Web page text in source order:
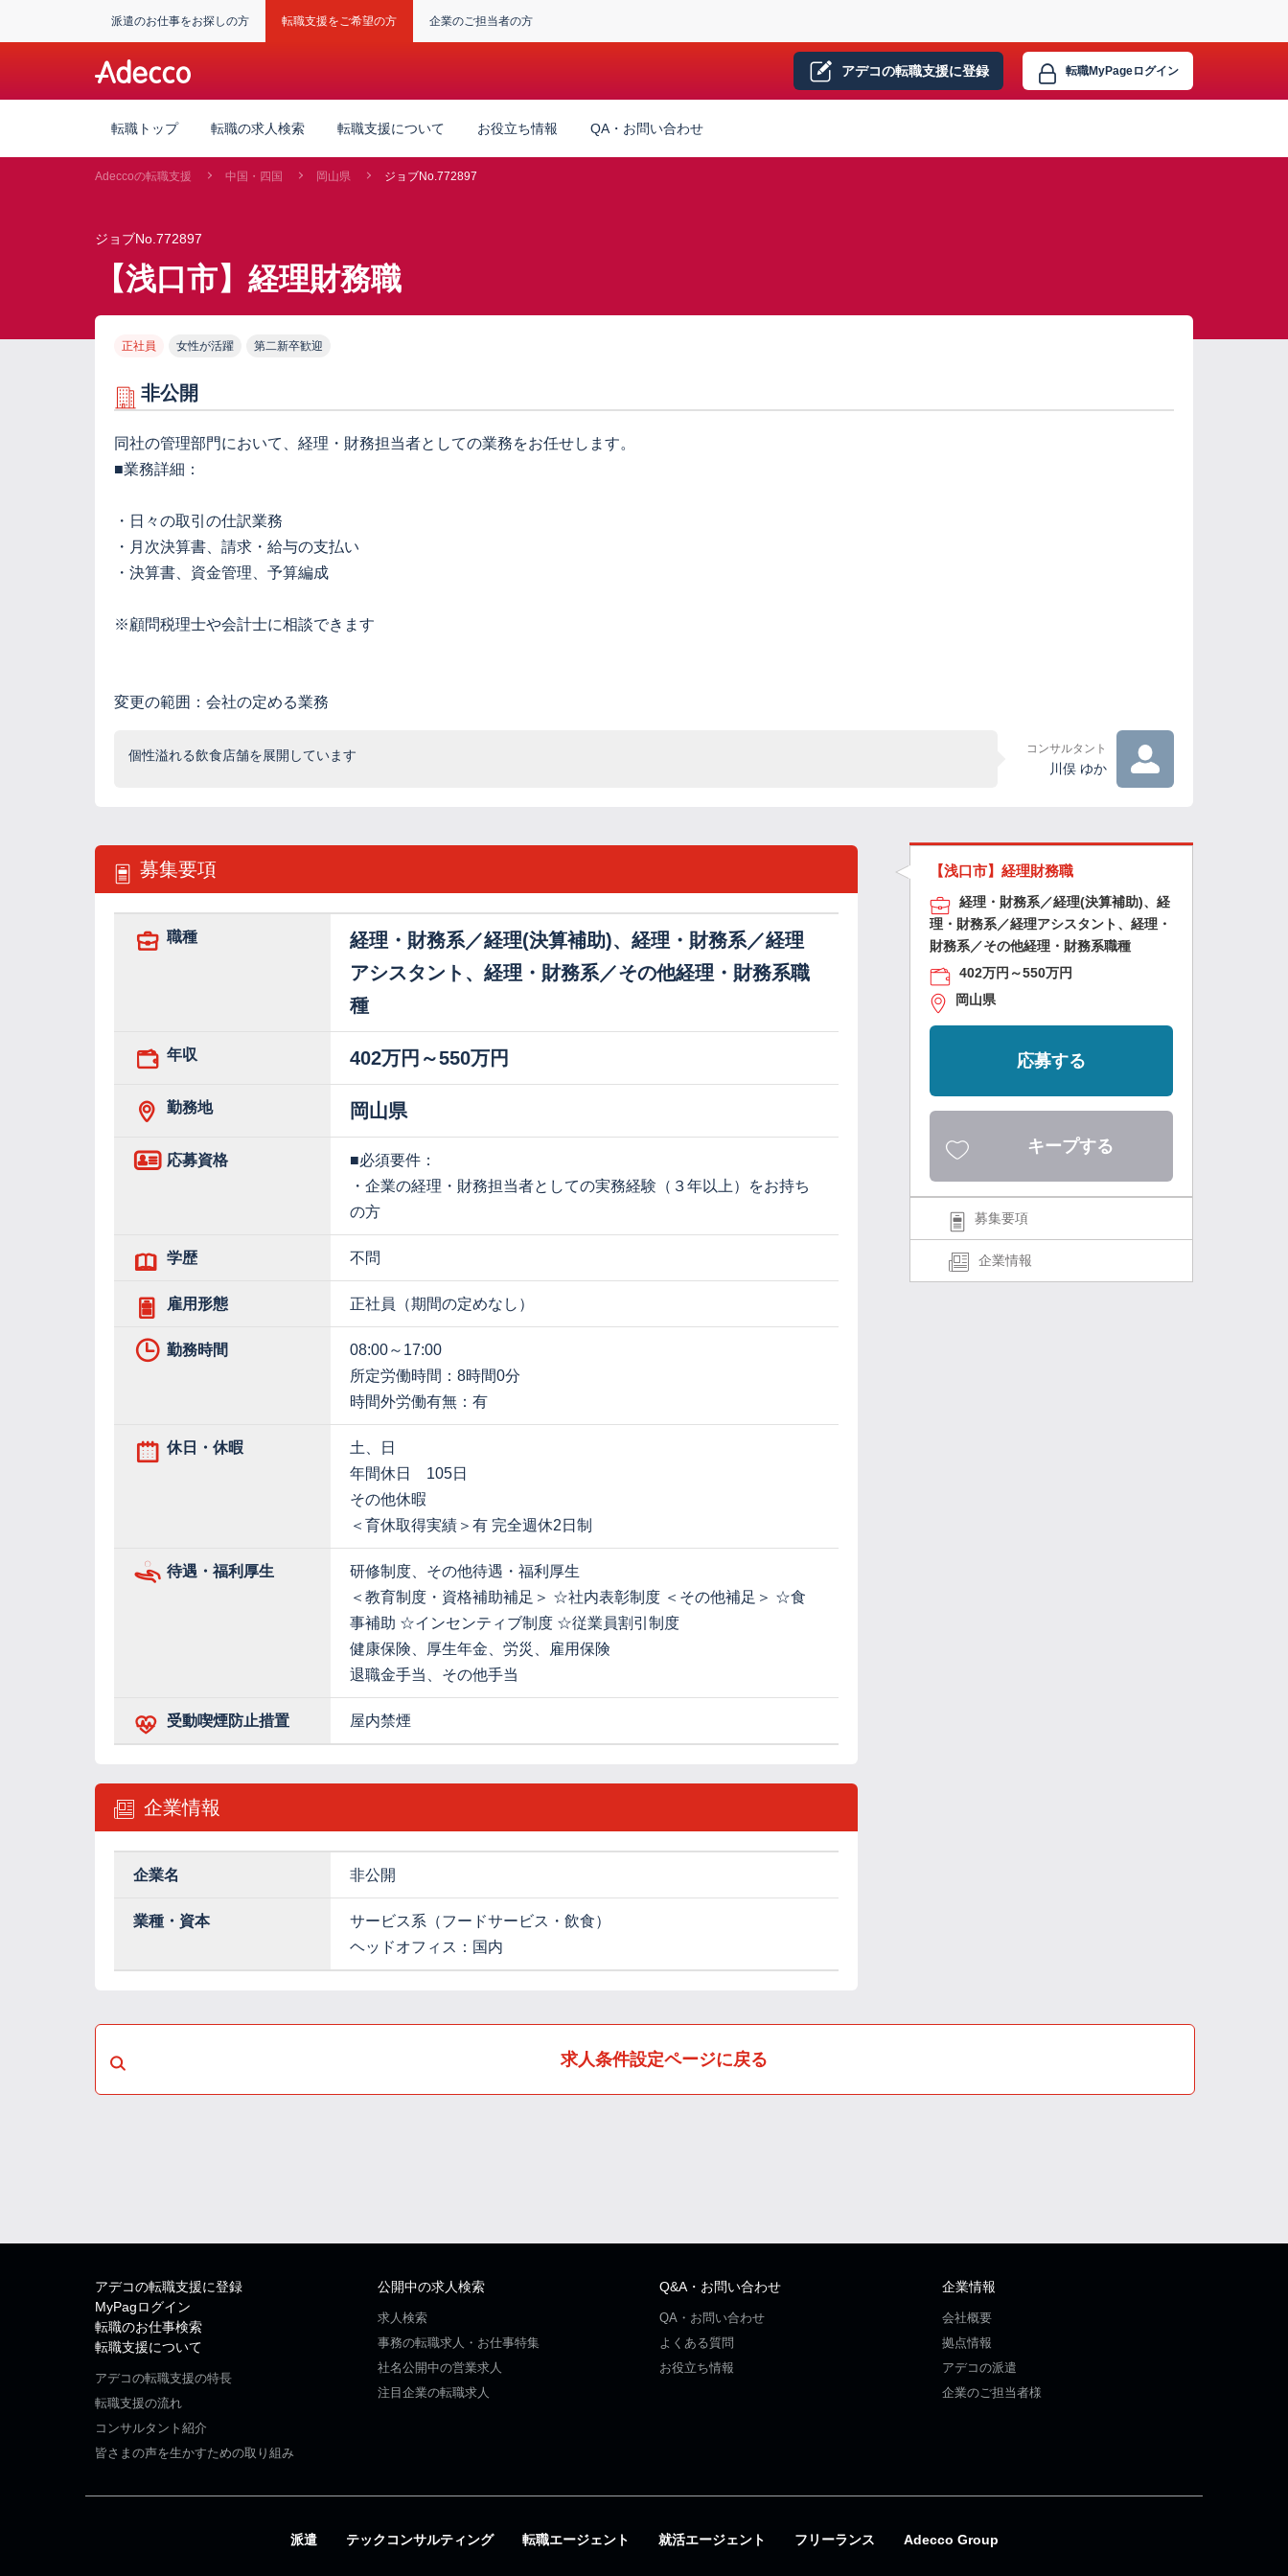
派遣のお仕事をお探しの方 転職支援をご希望の方 企業のご担当者の方
アデコの転職支援に登録 転職MyPageログイン
転職トップ 転職の求人検索 転職支援について お役立ち情報 QA・お問い合わせ
Adeccoの転職支援 中国・四国 岡山県 ジョブNo.772897
ジョブNo.772897
【浅口市】経理財務職
正社員 女性が活躍 第二新卒歓迎
非公開
同社の管理部門において、経理・財務担当者としての業務をお任せします。
■業務詳細：
・日々の取引の仕訳業務
・月次決算書、請求・給与の支払い
・決算書、資金管理、予算編成
※顧問税理士や会計士に相談できます
変更の範囲：会社の定める業務
個性溢れる飲食店舗を展開しています コンサルタント
川俣 ゆか
募集要項
職種
経理・財務系／経理(決算補助)、経理・財務系／経理
アシスタント、経理・財務系／その他経理・財務系職
種
年収 402万円～550万円
勤務地 岡山県
応募資格
■必須要件：
・企業の経理・財務担当者としての実務経験（３年以上）をお持ち
の方
学歴 不問
雇用形態 正社員（期間の定めなし）
勤務時間
08:00～17:00
所定労働時間：8時間0分
時間外労働有無：有
休日・休暇
土、日
年間休日 105日
その他休暇
＜育休取得実績＞有 完全週休2日制
待遇・福利厚生
研修制度、その他待遇・福利厚生
＜教育制度・資格補助補足＞ ☆社内表彰制度 ＜その他補足＞ ☆食
事補助 ☆インセンティブ制度 ☆従業員割引制度
健康保険、厚生年金、労災、雇用保険
退職金手当、その他手当
受動喫煙防止措置 屋内禁煙
企業情報
企業名 非公開
業種・資本
サービス系（フードサービス・飲食）
ヘッドオフィス：国内
【浅口市】経理財務職
経理・財務系／経理(決算補助)、経
理・財務系／経理アシスタント、経理・
財務系／その他経理・財務系職種
402万円～550万円
岡山県
応募する
キープする
募集要項
企業情報
求人条件設定ページに戻る
アデコの転職支援に登録
MyPagログイン
転職のお仕事検索
転職支援について
アデコの転職支援の特長
転職支援の流れ
コンサルタント紹介
皆さまの声を生かすための取り組み
公開中の求人検索
求人検索
事務の転職求人・お仕事特集
社名公開中の営業求人
注目企業の転職求人
Q&A・お問い合わせ
QA・お問い合わせ
よくある質問
お役立ち情報
企業情報
会社概要
拠点情報
アデコの派遣
企業のご担当者様
派遣 テックコンサルティング 転職エージェント 就活エージェント フリーランス Adecco Group